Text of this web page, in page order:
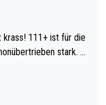
für die
stark. U